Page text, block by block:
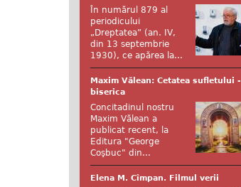
În numărul 879 al
periodicului
„Dreptatea” (an. IV,
din 13 septembrie
1930), ce apărea la...
Maxim Vălean: Cetatea sufletului -
biserica
Concitadinul nostru
Maxim Vălean a
publicat recent, la
Editura "George
Coşbuc" din...
Elena M. Cîmpan. Filmul verii